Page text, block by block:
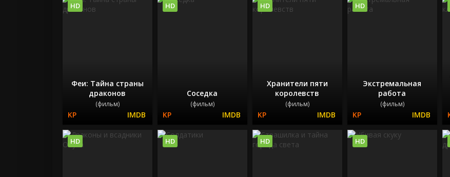
Феи: Тайна страны
драконов
(фильм)
HD
Соседка
(фильм)
HD
Хранители пяти
королевств
(фильм)
HD
Экстремальная
работа
(фильм)
HD
HD HD HD HD